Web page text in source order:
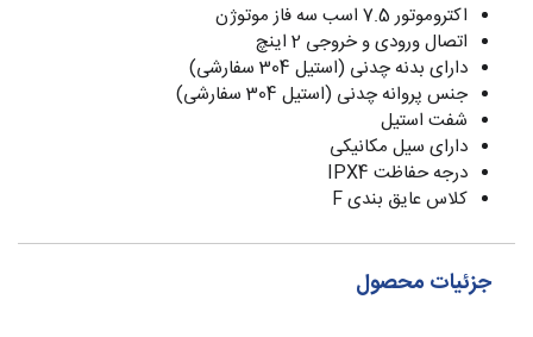
اکتروموتور 7.5 اسب سه فاز موتوژن
اتصال ورودی و خروجی 2 اینچ
دارای بدنه چدنی (استیل 304 سفارشی)
جنس پروانه چدنی (استیل 304 سفارشی)
شفت استیل
دارای سیل مکانیکی
درجه حفاظت IPX4
کلاس عایق بندی F
جزئیات محصول